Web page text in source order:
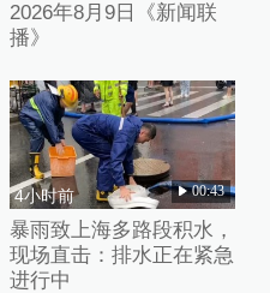
2026年8月9日《新闻联
播》
4小时前 00:43
暴雨致上海多路段积水，
现场直击：排水正在紧急
进行中